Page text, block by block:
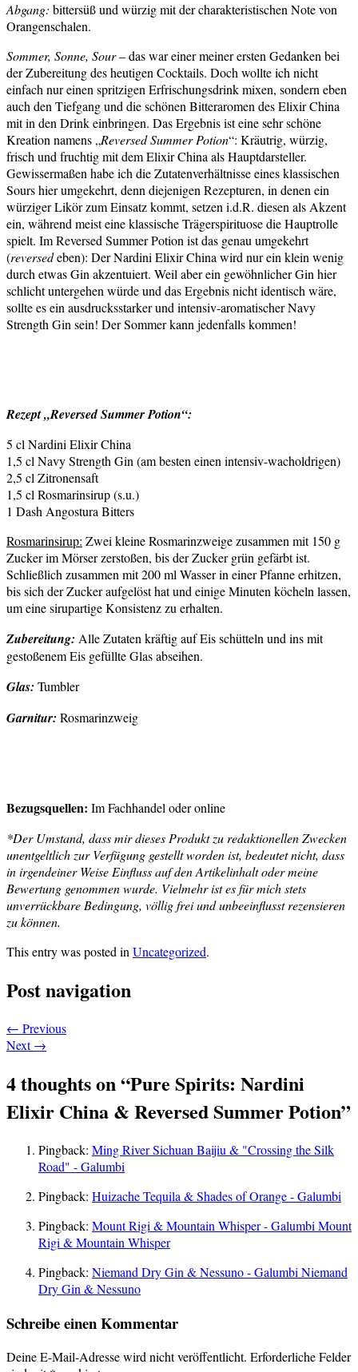
Abgang: bittersüß und würzig mit der charakteristischen Note von
Orangenschalen.
Sommer, Sonne, Sour– das war einer meiner ersten Gedanken bei
der Zubereitung des heutigen Cocktails. Doch wollte ich nicht
einfach nur einen spritzigen Erfrischungsdrink mixen, sondern eben
auch den Tiefgang und die schönen Bitteraromen des Elixir China
mit in den Drink einbringen. Das Ergebnis ist eine sehr schöne
Kreation namens „Reversed Summer Potion“: Kräutrig, würzig,
frisch und fruchtig mit dem Elixir China als Hauptdarsteller.
Gewissermaßen habe ich die Zutatenverhältnisse eines klassischen
Sours hier umgekehrt, denn diejenigen Rezepturen, in denen ein
würziger Likör zum Einsatz kommt, setzen i.d.R. diesen als Akzent
ein, während meist eine klassische Trägerspirituose die Hauptrolle
spielt. Im Reversed Summer Potion ist das genau umgekehrt
(reversedeben): Der Nardini Elixir China wird nur ein klein wenig
durch etwas Gin akzentuiert. Weil aber ein gewöhnlicher Gin hier
schlicht untergehen würde und das Ergebnis nicht identisch wäre,
sollte es ein ausdrucksstarker und intensiv-aromatischer Navy
Strength Gin sein! Der Sommer kann jedenfalls kommen!
Rezept „Reversed Summer Potion“:
5 cl Nardini Elixir China
1,5 cl Navy Strength Gin (am besten einen intensiv-wacholdrigen)
2,5 cl Zitronensaft
1,5 cl Rosmarinsirup (s.u.)
1 Dash Angostura Bitters
Rosmarinsirup: Zwei kleine Rosmarinzweige zusammen mit 150 g
Zucker im Mörser zerstoßen, bis der Zucker grün gefärbt ist.
Schließlich zusammen mit 200 ml Wasser in einer Pfanne erhitzen,
bis sich der Zucker aufgelöst hat und einige Minuten köcheln lassen,
um eine sirupartige Konsistenz zu erhalten.
Zubereitung: Alle Zutaten kräftig auf Eis schütteln und ins mit
gestoßenem Eis gefüllte Glas abseihen.
Glas: Tumbler
Garnitur: Rosmarinzweig
Bezugsquellen: Im Fachhandel oder online
*Der Umstand, dass mir dieses Produkt zu redaktionellen Zwecken
unentgeltlich zur Verfügung gestellt worden ist, bedeutet nicht, dass
in irgendeiner Weise Einfluss auf den Artikelinhalt oder meine
Bewertung genommen wurde. Vielmehr ist es für mich stets
unverrückbare Bedingung, völlig frei und unbeeinflusst rezensieren
zu können.
This entry was posted inUncategorized.
Post navigation
← Previous
Next→
4 thoughts on “Pure Spirits: Nardini
Elixir China & Reversed Summer Potion”
Pingback: Ming River Sichuan Baijiu & "Crossing the Silk
Road" - Galumbi
Pingback: Huizache Tequila & Shades of Orange - Galumbi
Pingback: Mount Rigi & Mountain Whisper - Galumbi Mount
Rigi & Mountain Whisper
Pingback: Niemand Dry Gin & Nessuno - Galumbi Niemand
Dry Gin & Nessuno
Schreibe einen Kommentar
Deine E-Mail-Adresse wird nicht veröffentlicht. Erforderliche Felder